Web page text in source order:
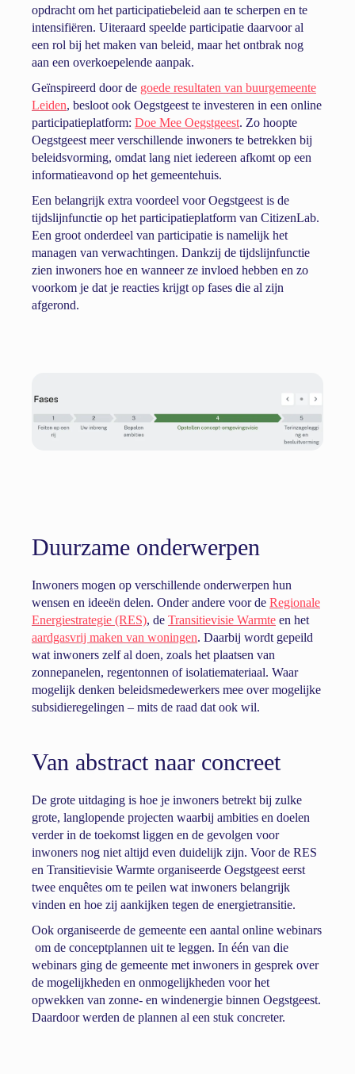
opdracht om het participatiebeleid aan te scherpen en te
intensifiëren. Uiteraard speelde participatie daarvoor al
een rol bij het maken van beleid, maar het ontbrak nog
aan een overkoepelende aanpak.
Geïnspireerd door de goede resultaten van buurgemeente
Leiden, besloot ook Oegstgeest te investeren in een online
participatieplatform: Doe Mee Oegstgeest. Zo hoopte
Oegstgeest meer verschillende inwoners te betrekken bij
beleidsvorming, omdat lang niet iedereen afkomt op een
informatieavond op het gemeentehuis.
Een belangrijk extra voordeel voor Oegstgeest is de
tijdslijnfunctie op het participatieplatform van CitizenLab.
Een groot onderdeel van participatie is namelijk het
managen van verwachtingen. Dankzij de tijdslijnfunctie
zien inwoners hoe en wanneer ze invloed hebben en zo
voorkom je dat je reacties krijgt op fases die al zijn
afgerond.
Duurzame onderwerpen
Inwoners mogen op verschillende onderwerpen hun
wensen en ideeën delen. Onder andere voor de Regionale
Energiestrategie (RES), de Transitievisie Warmte en het
aardgasvrij maken van woningen. Daarbij wordt gepeild
wat inwoners zelf al doen, zoals het plaatsen van
zonnepanelen, regentonnen of isolatiemateriaal. Waar
mogelijk denken beleidsmedewerkers mee over mogelijke
subsidieregelingen – mits de raad dat ook wil.
Van abstract naar concreet
De grote uitdaging is hoe je inwoners betrekt bij zulke
grote, langlopende projecten waarbij ambities en doelen
verder in de toekomst liggen en de gevolgen voor
inwoners nog niet altijd even duidelijk zijn. Voor de RES
en Transitievisie Warmte organiseerde Oegstgeest eerst
twee enquêtes om te peilen wat inwoners belangrijk
vinden en hoe zij aankijken tegen de energietransitie.
Ook organiseerde de gemeente een aantal online webinars
om de conceptplannen uit te leggen. In één van die
webinars ging de gemeente met inwoners in gesprek over
de mogelijkheden en onmogelijkheden voor het
opwekken van zonne- en windenergie binnen Oegstgeest.
Daardoor werden de plannen al een stuk concreter.